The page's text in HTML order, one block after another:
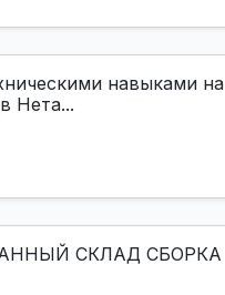
навыками на
Нета...
СКЛАД СБОРКА